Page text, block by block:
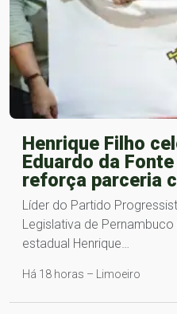
Henrique Filho
Eduardo da
reforça parceria
Líder do Partido
Legislativa de
estadual Henrique…
Há 18 horas – Limoeiro